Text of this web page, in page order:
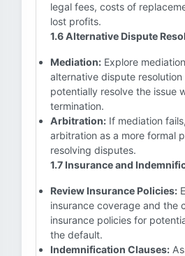
legal fees, costs of
lost profits.
1.6 Alternative Dispute
Mediation: Explore
alternative dispute resolution
potentially resolve the issue
termination.
Arbitration: If mediation
arbitration as a more formal
resolving disputes.
1.7 Insurance and
Review Insurance Policies:
insurance coverage and the
insurance policies for
the default.
Indemnification Clauses: